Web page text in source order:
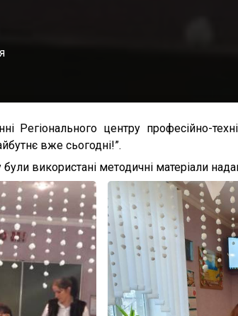
Регіонального центру професійно-
вже сьогодні!”.
були використані методичні матеріали